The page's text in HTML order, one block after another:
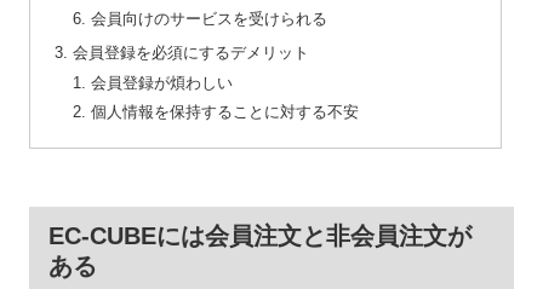
会員向けのサービスを受けられる
会員登録を必須にするデメリット
会員登録が煩わしい
個人情報を保持することに対する不安
EC-CUBEには会員注文と非会員注文が
ある